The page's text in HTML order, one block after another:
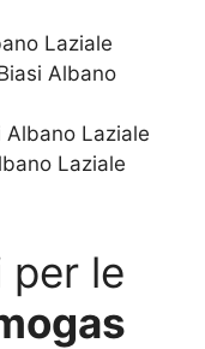
Laziale
Albano
Albano Laziale
Laziale
per le